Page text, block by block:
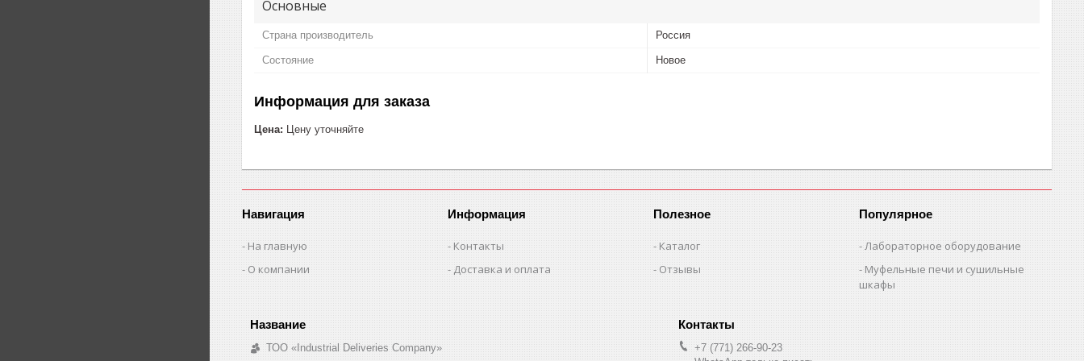
Основные
Страна производитель Россия
Состояние Новое
Информация для заказа
Цена: Цену уточняйте
Навигация
На главную
О компании
Информация
Контакты
Доставка и оплата
Полезное
Каталог
Отзывы
Популярное
Лабораторное оборудование
Муфельные печи и сушильные
шкафы
ТОО «Industrial Deliveries Company»
+7 (771) 266-90-23